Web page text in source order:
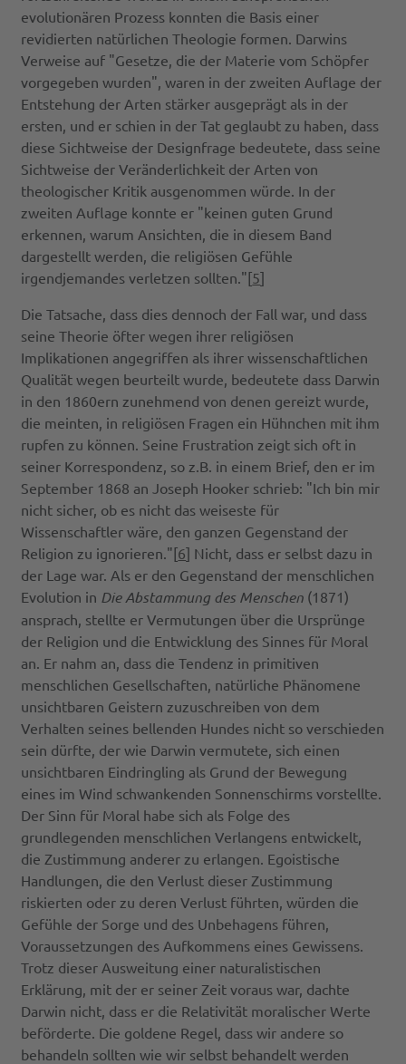
evolutionären Prozess konnten die Basis einer
revidierten natürlichen Theologie formen. Darwins
Verweise auf "Gesetze, die der Materie vom Schöpfer
vorgegeben wurden", waren in der zweiten Auflage der
Entstehung der Arten stärker ausgeprägt als in der
ersten, und er schien in der Tat geglaubt zu haben, dass
diese Sichtweise der Designfrage bedeutete, dass seine
Sichtweise der Veränderlichkeit der Arten von
theologischer Kritik ausgenommen würde. In der
zweiten Auflage konnte er "keinen guten Grund
erkennen, warum Ansichten, die in diesem Band
dargestellt werden, die religiösen Gefühle
irgendjemandes verletzen sollten."[5]
Die Tatsache, dass dies dennoch der Fall war, und dass
seine Theorie öfter wegen ihrer religiösen
Implikationen angegriffen als ihrer wissenschaftlichen
Qualität wegen beurteilt wurde, bedeutete dass Darwin
in den 1860ern zunehmend von denen gereizt wurde,
die meinten, in religiösen Fragen ein Hühnchen mit ihm
rupfen zu können. Seine Frustration zeigt sich oft in
seiner Korrespondenz, so z.B. in einem Brief, den er im
September 1868 an Joseph Hooker schrieb: "Ich bin mir
nicht sicher, ob es nicht das weiseste für
Wissenschaftler wäre, den ganzen Gegenstand der
Religion zu ignorieren."[6] Nicht, dass er selbst dazu in
der Lage war. Als er den Gegenstand der menschlichen
Evolution in Die Abstammung des Menschen (1871)
ansprach, stellte er Vermutungen über die Ursprünge
der Religion und die Entwicklung des Sinnes für Moral
an. Er nahm an, dass die Tendenz in primitiven
menschlichen Gesellschaften, natürliche Phänomene
unsichtbaren Geistern zuzuschreiben von dem
Verhalten seines bellenden Hundes nicht so verschieden
sein dürfte, der wie Darwin vermutete, sich einen
unsichtbaren Eindringling als Grund der Bewegung
eines im Wind schwankenden Sonnenschirms vorstellte.
Der Sinn für Moral habe sich als Folge des
grundlegenden menschlichen Verlangens entwickelt,
die Zustimmung anderer zu erlangen. Egoistische
Handlungen, die den Verlust dieser Zustimmung
riskierten oder zu deren Verlust führten, würden die
Gefühle der Sorge und des Unbehagens führen,
Voraussetzungen des Aufkommens eines Gewissens.
Trotz dieser Ausweitung einer naturalistischen
Erklärung, mit der er seiner Zeit voraus war, dachte
Darwin nicht, dass er die Relativität moralischer Werte
beförderte. Die goldene Regel, dass wir andere so
behandeln sollten wie wir selbst behandelt werden